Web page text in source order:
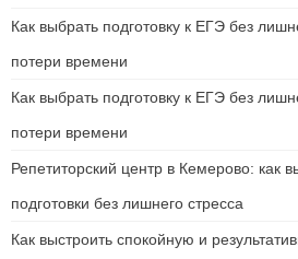
Как выбрать подготовку к ЕГЭ без
потери времени
Как выбрать подготовку к ЕГЭ без
потери времени
Репетиторский центр в Кемерово: как
подготовки без лишнего стресса
Как выстроить спокойную и